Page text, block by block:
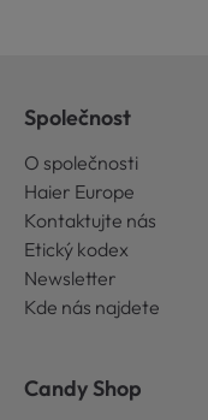
Společnost
O společnosti
Haier Europe
Kontaktujte nás
Etický kodex
Newsletter
Kde nás najdete
Candy Shop